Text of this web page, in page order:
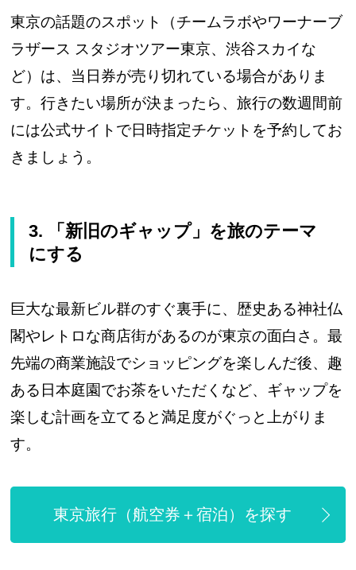
東京の話題のスポット（チームラボやワーナーブ
ラザース スタジオツアー東京、渋谷スカイな
ど）は、当日券が売り切れている場合がありま
す。行きたい場所が決まったら、旅行の数週間前
には公式サイトで日時指定チケットを予約してお
きましょう。
3. 「新旧のギャップ」を旅のテーマ
にする
巨大な最新ビル群のすぐ裏手に、歴史ある神社仏
閣やレトロな商店街があるのが東京の面白さ。最
先端の商業施設でショッピングを楽しんだ後、趣
ある日本庭園でお茶をいただくなど、ギャップを
楽しむ計画を立てると満足度がぐっと上がりま
す。
東京旅行（航空券＋宿泊）を探す